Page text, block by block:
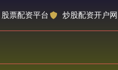
股票配资平台 炒股配资开户网